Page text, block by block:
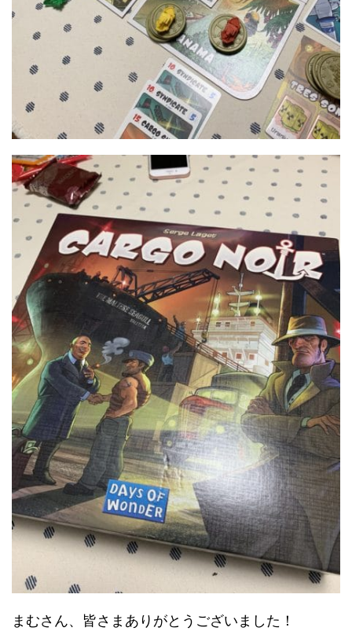
まむさん、皆さまありがとうございました！